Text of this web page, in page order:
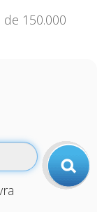
150.000